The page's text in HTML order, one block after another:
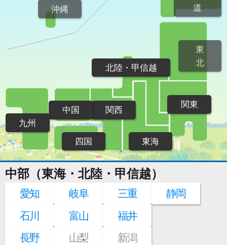
道
東
北
関東
北陸・甲信越
東海
関西
中国
四国
九州
沖縄
中部（東海・北陸・甲信越）
愛知 岐阜 三重
静岡
石川
富山
福井
長野
山梨 新潟